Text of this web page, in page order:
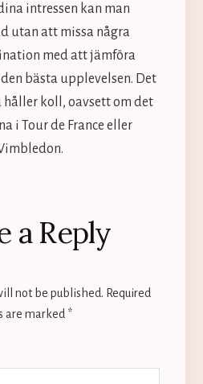
intressen kan man
utan att missa några
med att jämföra
bästa upplevelsen. Det
håller koll, oavsett om det
i Tour de France eller
a Reply
not be published. Required
are marked *